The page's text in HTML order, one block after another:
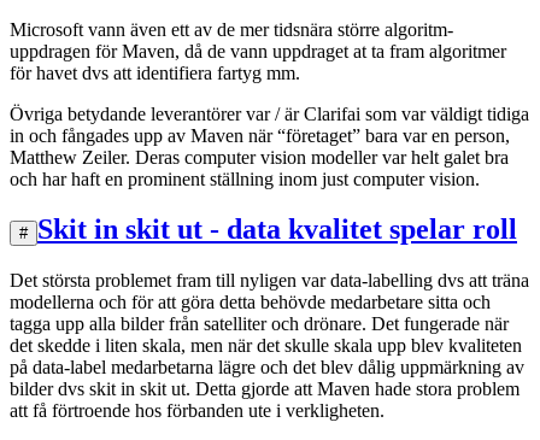
Microsoft vann även ett av de mer tidsnära större algoritm-
uppdragen för Maven, då de vann uppdraget at ta fram algoritmer
för havet dvs att identifiera fartyg mm.
Övriga betydande leverantörer var / är Clarifai som var väldigt tidiga
in och fångades upp av Maven när “företaget” bara var en person,
Matthew Zeiler. Deras computer vision modeller var helt galet bra
och har haft en prominent ställning inom just computer vision.
# Skit in skit ut - data kvalitet spelar roll
Det största problemet fram till nyligen var data-labelling dvs att träna
modellerna och för att göra detta behövde medarbetare sitta och
tagga upp alla bilder från satelliter och drönare. Det fungerade när
det skedde i liten skala, men när det skulle skala upp blev kvaliteten
på data-label medarbetarna lägre och det blev dålig uppmärkning av
bilder dvs skit in skit ut. Detta gjorde att Maven hade stora problem
att få förtroende hos förbanden ute i verkligheten.